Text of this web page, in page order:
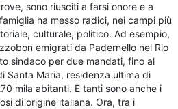
sono riusciti a farsi onore e a
ha messo radici, nei campi più
culturale, politico. Ad esempio,
emigrati da Padernello nel Rio
sindaco per due mandati, fino al
Santa Maria, residenza ultima di
mila abitanti. E tanti sono anche i
di origine italiana. Ora, tra i